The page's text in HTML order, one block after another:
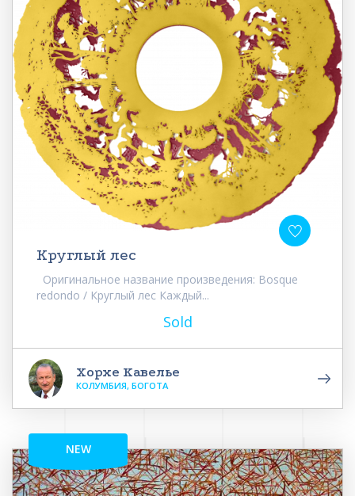
Круглый лес
Оригинальное название произведения: Bosque
redondo / Круглый лес Каждый...
Sold
Хорхе Кавелье
КОЛУМБИЯ, БОГОТА
NEW